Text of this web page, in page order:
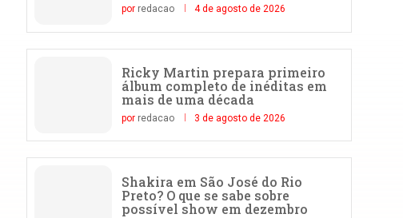
por redacao 4 de agosto de 2026
Ricky Martin prepara primeiro
álbum completo de inéditas em
mais de uma década
por redacao 3 de agosto de 2026
Shakira em São José do Rio
Preto? O que se sabe sobre
possível show em dezembro